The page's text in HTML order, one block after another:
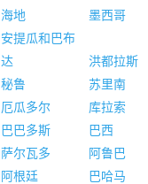
海地 墨西哥
安提瓜和巴布
达
洪都拉斯
秘鲁
苏里南
厄瓜多尔
库拉索
巴巴多斯
巴西
萨尔瓦多
阿鲁巴
阿根廷
巴哈马